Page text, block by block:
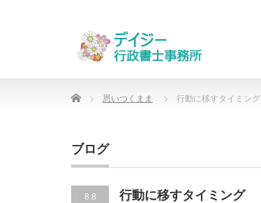
Home 思いつくまま 行動に移すタイミング
ブログ
8.8
行動に移すタイミング